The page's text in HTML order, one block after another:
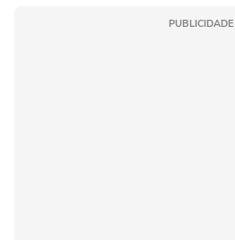
PUBLICIDADE